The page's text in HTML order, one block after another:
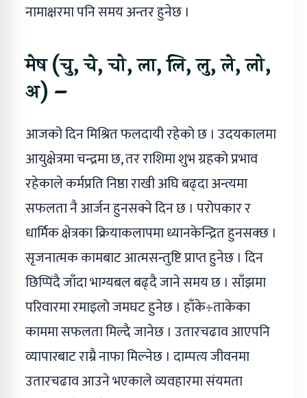
नामाक्षरमा पनि समय अन्तर हुनेछ ।
मेष (चु, चे, चो, ला, लि, लु, ले, लो,
अ) –
आजको दिन मिश्रित फलदायी रहेको छ । उदयकालमा
आयुक्षेत्रमा चन्द्रमा छ, तर राशिमा शुभ ग्रहको प्रभाव
रहेकाले कर्मप्रति निष्ठा राखी अघि बढ्दा अन्त्यमा
सफलता नै आर्जन हुनसक्ने दिन छ । परोपकार र
धार्मिक क्षेत्रका क्रियाकलापमा ध्यानकेन्द्रित हुनसक्छ ।
सृजनात्मक कामबाट आत्मसन्तुष्टि प्राप्त हुनेछ । दिन
छिप्पिंदै जाँदा भाग्यबल बढ्दै जाने समय छ । साँझमा
परिवारमा रमाइलो जमघट हुनेछ । हाँके÷ताकेका
काममा सफलता मिल्दै जानेछ । उतारचढाव आएपनि
व्यापारबाट राम्रै नाफा मिल्नेछ । दाम्पत्य जीवनमा
उतारचढाव आउने भएकाले व्यवहारमा संयमता